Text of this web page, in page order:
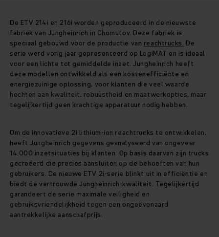
De ETV 214i en 216i worden geproduceerd in de nieuwste
fabriek van Jungheinrich in Chomutov. Deze fabriek is
speciaal gebouwd voor de productie van reachtrucks. De
serie werd vorig jaar gepresenteerd op LogiMAT en is ideaal
voor een lichte tot gemiddelde inzet. Jungheinrich heeft
deze modellen ontwikkeld als een kostenefficiënte en
energiezuinige oplossing, voor klanten die veel waarde
hechten aan kwaliteit, robuustheid en maatwerkopties, maar
tegelijkertijd geen krachtige apparatuur nodig hebben.
Om de innovatieve 2i lithium-ion reachtrucks te ontwikkelen,
heeft Jungheinrich gegevens geanalyseerd van ongeveer
14.000 inzetsituaties bij klanten. Op basis daarvan zijn trucks
gecreëerd die precies aansluiten op de behoeften van hun
gebruikers. De nieuwe ETV 2i-serie blinkt uit in efficiëntie en
biedt de vertrouwde Jungheinrich-kwaliteit. Tegelijkertijd
garandeert de serie maximale veiligheid en
gebruiksvriendelijkheid tegen een ongeëvenaard
aantrekkelijke aanschafprijs.